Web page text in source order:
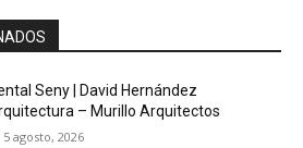
Seny | David Hernández
– Murillo Arquitectos
5 agosto, 2026